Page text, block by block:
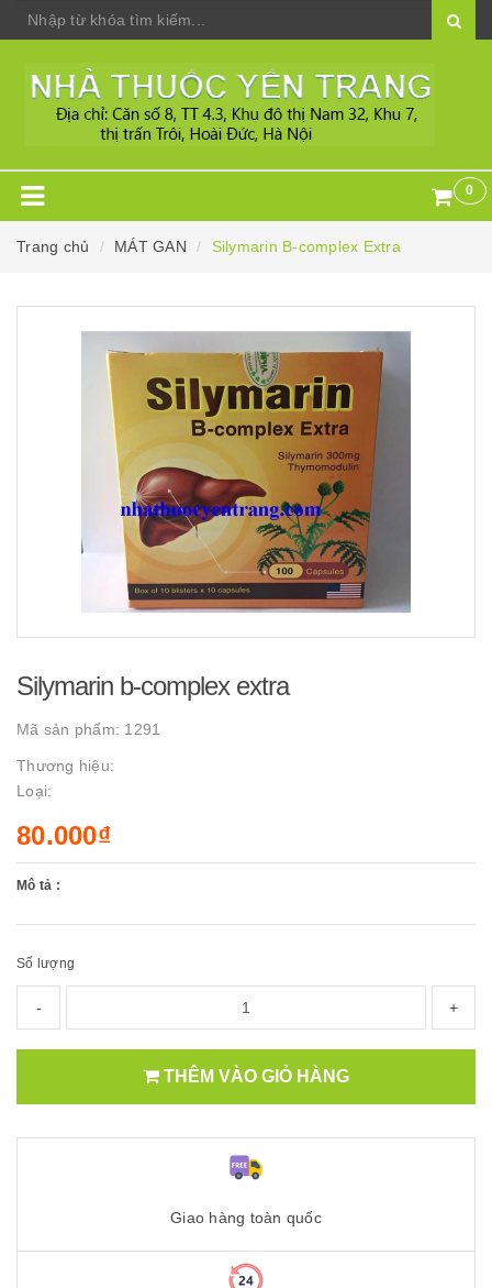
0
Trang chủ MÁT GAN Silymarin B-complex Extra
Silymarin b-complex extra
Mã sản phẩm: 1291
Thương hiệu:
Loại:
80.000₫
Mô tả :
Số lượng
- +
THÊM VÀO GIỎ HÀNG
Giao hàng toàn quốc